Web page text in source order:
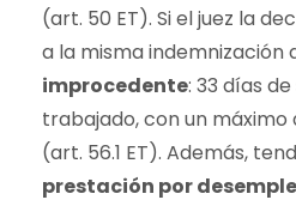
(art. 50 ET). Si el juez la
a la misma indemnización
improcedente: 33 días
trabajado, con un máximo
(art. 56.1 ET). Además,
prestación por